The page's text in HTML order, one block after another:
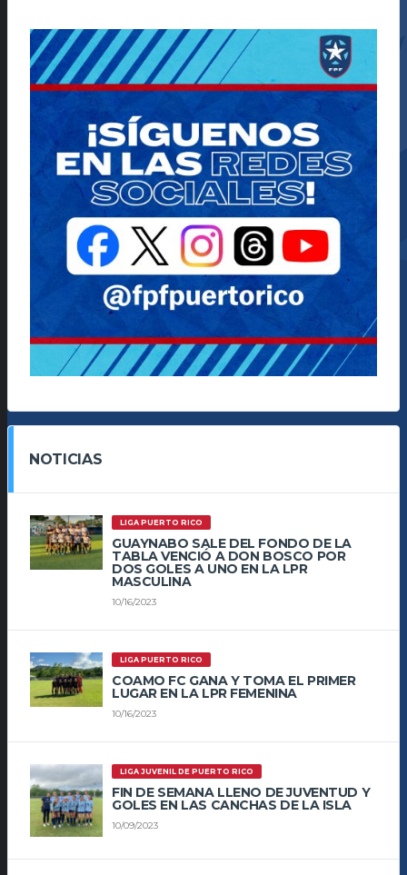
NOTICIAS
LIGA PUERTO RICO
GUAYNABO SALE DEL FONDO DE LA
TABLA VENCIÓ A DON BOSCO POR
DOS GOLES A UNO EN LA LPR
MASCULINA
10/16/2023
LIGA PUERTO RICO
COAMO FC GANA Y TOMA EL PRIMER
LUGAR EN LA LPR FEMENINA
10/16/2023
LIGA JUVENIL DE PUERTO RICO
FIN DE SEMANA LLENO DE JUVENTUD Y
GOLES EN LAS CANCHAS DE LA ISLA
10/09/2023